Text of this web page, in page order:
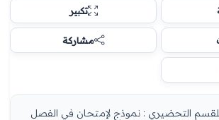
تكبير
مشاركة
للقسم التحضيري : نموذج لإمتحان في الفصل